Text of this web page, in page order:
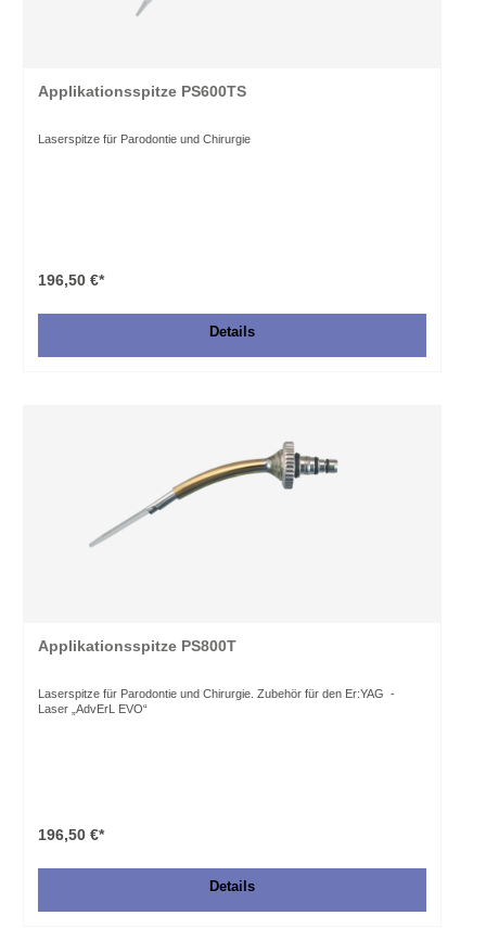
Applikationsspitze PS600TS
Laserspitze für Parodontie und Chirurgie
196,50 €*
Details
Applikationsspitze PS800T
Laserspitze für Parodontie und Chirurgie. Zubehör für den Er:YAG -
Laser „AdvErL EVO“
196,50 €*
Details